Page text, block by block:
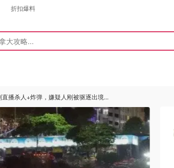
折扣爆料
播杀人+炸弹，嫌疑人刚被驱逐出境...